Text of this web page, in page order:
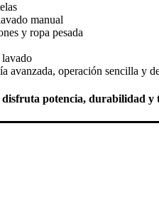
manual
y ropa pesada
lavado
avanzada, operación sencilla y
disfruta potencia, durabilidad y